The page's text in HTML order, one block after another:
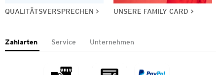
QUALITÄTSVERSPRECHEN UNSERE FAMILY CARD
Zahlarten Service Unternehmen